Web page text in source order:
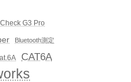
G3 Pro
Bluetooth測定
CAT6A